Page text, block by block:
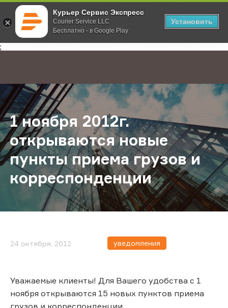
Курьер Сервис Экспресс
Courier Service LLC
Бесплатно - в Google Play
Установить
;
Главная О компании Новости 1 ноября 2012г. открываются
1 ноября 2012г.
открываются новые
пункты приема грузов и
корреспонденции
24 октября, 2012 уведомления
Уважаемые клиенты! Для Вашего удобства с 1
ноября открываются 15 новых пунктов приема
грузов и корреспонденции